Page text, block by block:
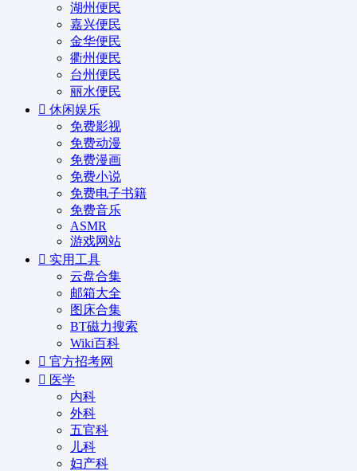
湖州便民
嘉兴便民
金华便民
衢州便民
台州便民
丽水便民
休闲娱乐
免费影视
免费动漫
免费漫画
免费小说
免费电子书籍
免费音乐
ASMR
游戏网站
实用工具
云盘合集
邮箱大全
图床合集
BT磁力搜索
Wiki百科
官方招考网
医学
内科
外科
五官科
儿科
妇产科